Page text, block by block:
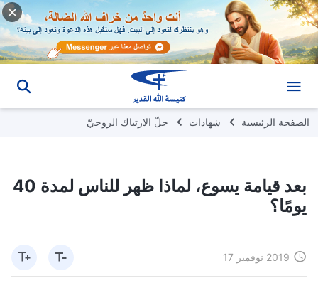
الصفحة الرئيسية شهادات حلّ الارتباك الروحيّ
بعد قيامة يسوع، لماذا ظهر للناس لمدة 40
يومًا؟
2019 نوفمبر 17